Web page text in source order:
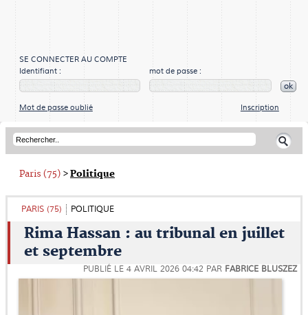
SE CONNECTER AU COMPTE
Identifiant :
mot de passe :
ok
Mot de passe oublié Inscription
Paris (75) >Politique
PARIS (75) POLITIQUE
Rima Hassan : au tribunal en juillet
et septembre
PUBLIÉ LE 4 AVRIL 2026 04:42 PAR FABRICE BLUSZEZ